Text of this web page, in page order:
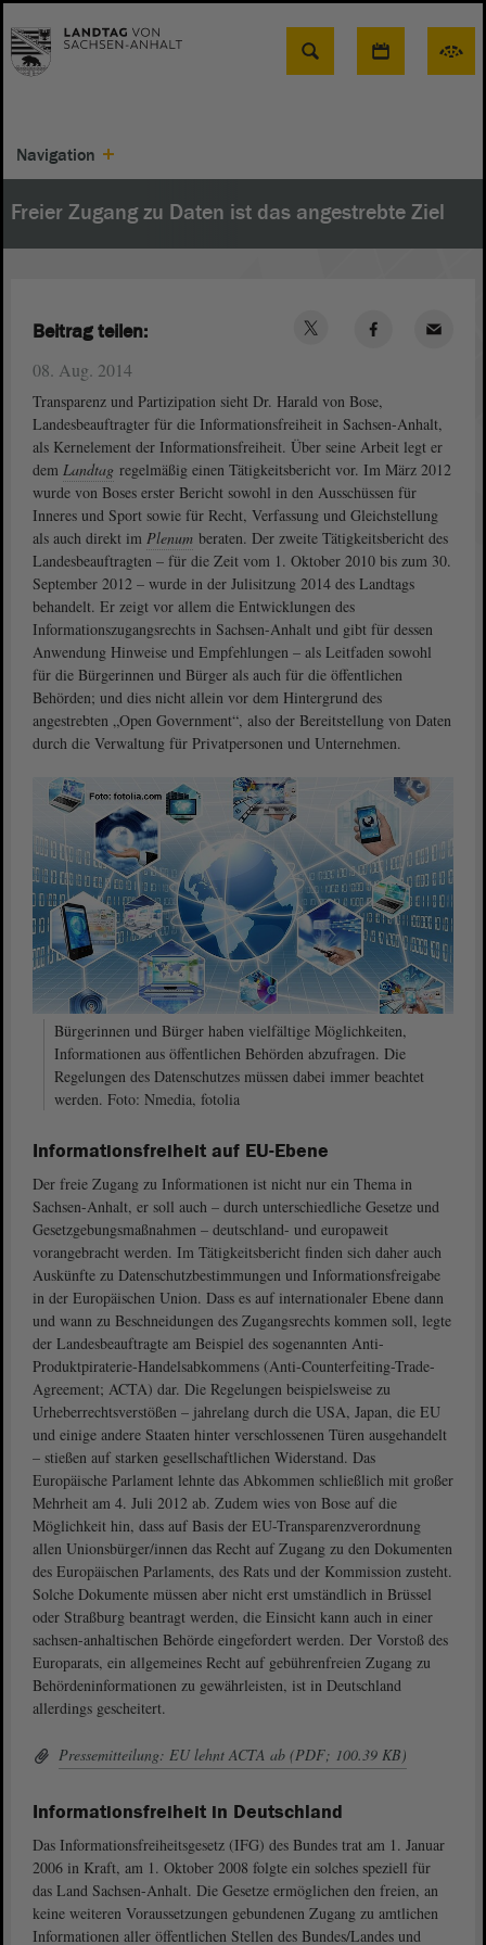
Suche
Navigation
Freier Zugang zu Daten ist das angestrebte Ziel
08. Aug. 2014
Transparenz und Partizipation sieht Dr. Harald von Bose,
Landesbeauftragter für die Informationsfreiheit in Sachsen-Anhalt,
als Kernelement der Informationsfreiheit. Über seine Arbeit legt er
dem Landtag regelmäßig einen Tätigkeitsbericht vor. Im März 2012
wurde von Boses erster Bericht sowohl in den Ausschüssen für
Inneres und Sport sowie für Recht, Verfassung und Gleichstellung
als auch direkt im Plenum beraten. Der zweite Tätigkeitsbericht des
Landesbeauftragten – für die Zeit vom 1. Oktober 2010 bis zum 30.
September 2012 – wurde in der Julisitzung 2014 des Landtags
behandelt. Er zeigt vor allem die Entwicklungen des
Informationszugangsrechts in Sachsen-Anhalt und gibt für dessen
Anwendung Hinweise und Empfehlungen – als Leitfaden sowohl
für die Bürgerinnen und Bürger als auch für die öffentlichen
Behörden; und dies nicht allein vor dem Hintergrund des
angestrebten „Open Government“, also der Bereitstellung von Daten
durch die Verwaltung für Privatpersonen und Unternehmen.
Bürgerinnen und Bürger haben vielfältige Möglichkeiten,
Informationen aus öffentlichen Behörden abzufragen. Die
Regelungen des Datenschutzes müssen dabei immer beachtet
werden. Foto: Nmedia, fotolia
Informationsfreiheit auf EU-Ebene
Der freie Zugang zu Informationen ist nicht nur ein Thema in
Sachsen-Anhalt, er soll auch – durch unterschiedliche Gesetze und
Gesetzgebungsmaßnahmen – deutschland- und europaweit
vorangebracht werden. Im Tätigkeitsbericht finden sich daher auch
Auskünfte zu Datenschutzbestimmungen und Informationsfreigabe
in der Europäischen Union. Dass es auf internationaler Ebene dann
und wann zu Beschneidungen des Zugangsrechts kommen soll, legte
der Landesbeauftragte am Beispiel des sogenannten Anti-
Produktpiraterie-Handelsabkommens (Anti-Counterfeiting-Trade-
Agreement; ACTA) dar. Die Regelungen beispielsweise zu
Urheberrechtsverstößen – jahrelang durch die USA, Japan, die EU
und einige andere Staaten hinter verschlossenen Türen ausgehandelt
– stießen auf starken gesellschaftlichen Widerstand. Das
Europäische Parlament lehnte das Abkommen schließlich mit großer
Mehrheit am 4. Juli 2012 ab. Zudem wies von Bose auf die
Möglichkeit hin, dass auf Basis der EU-Transparenzverordnung
allen Unionsbürger/innen das Recht auf Zugang zu den Dokumenten
des Europäischen Parlaments, des Rats und der Kommission zusteht.
Solche Dokumente müssen aber nicht erst umständlich in Brüssel
oder Straßburg beantragt werden, die Einsicht kann auch in einer
sachsen-anhaltischen Behörde eingefordert werden. Der Vorstoß des
Europarats, ein allgemeines Recht auf gebührenfreien Zugang zu
Behördeninformationen zu gewährleisten, ist in Deutschland
allerdings gescheitert.
Pressemitteilung: EU lehnt ACTA ab (PDF; 100.39 KB)
Informationsfreiheit in Deutschland
Das Informationsfreiheitsgesetz (IFG) des Bundes trat am 1. Januar
2006 in Kraft, am 1. Oktober 2008 folgte ein solches speziell für
das Land Sachsen-Anhalt. Die Gesetze ermöglichen den freien, an
keine weiteren Voraussetzungen gebundenen Zugang zu amtlichen
Informationen aller öffentlichen Stellen des Bundes/Landes und
Beitrag teilen: